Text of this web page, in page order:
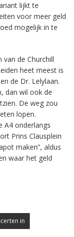
lijkt te
voor meer geld
mogelijk in te
de Churchill
heet meest is
de Dr. Lelylaan.
dan wil ook de
De weg zou
lopen.
A4 onderlangs
Prins Clausplein
maken”, aldus
waar het geld
in